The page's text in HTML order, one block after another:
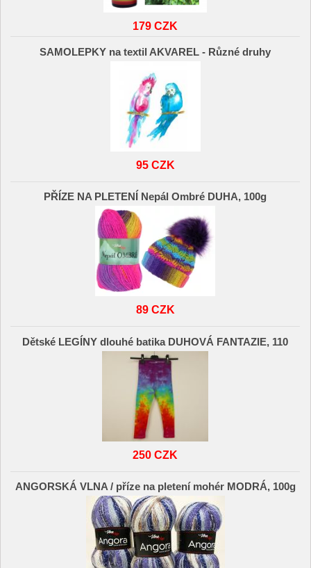
179 CZK
SAMOLEPKY na textil AKVAREL - Různé druhy
95 CZK
PŘÍZE NA PLETENÍ Nepál Ombré DUHA, 100g
89 CZK
Dětské LEGÍNY dlouhé batika DUHOVÁ FANTAZIE, 110
250 CZK
ANGORSKÁ VLNA / příze na pletení mohér MODRÁ, 100g